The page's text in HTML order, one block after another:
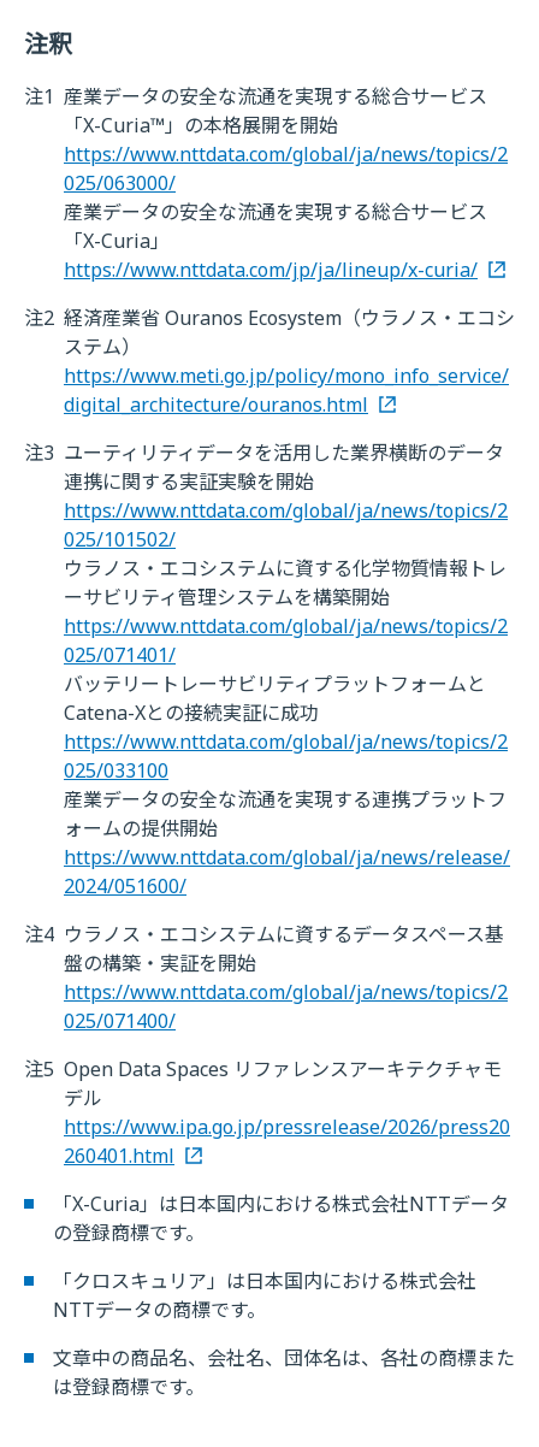
注釈
注1 産業データの安全な流通を実現する総合サービス
「X-Curia™」の本格展開を開始
https://www.nttdata.com/global/ja/news/topics/2
025/063000/
産業データの安全な流通を実現する総合サービス
「X-Curia」
https://www.nttdata.com/jp/ja/lineup/x-curia/
注2 経済産業省 Ouranos Ecosystem（ウラノス・エコシ
ステム）
https://www.meti.go.jp/policy/mono_info_service/
digital_architecture/ouranos.html
注3 ユーティリティデータを活用した業界横断のデータ
連携に関する実証実験を開始
https://www.nttdata.com/global/ja/news/topics/2
025/101502/
ウラノス・エコシステムに資する化学物質情報トレ
ーサビリティ管理システムを構築開始
https://www.nttdata.com/global/ja/news/topics/2
025/071401/
バッテリートレーサビリティプラットフォームと
Catena-Xとの接続実証に成功
https://www.nttdata.com/global/ja/news/topics/2
025/033100
産業データの安全な流通を実現する連携プラットフ
ォームの提供開始
https://www.nttdata.com/global/ja/news/release/
2024/051600/
注4 ウラノス・エコシステムに資するデータスペース基
盤の構築・実証を開始
https://www.nttdata.com/global/ja/news/topics/2
025/071400/
注5 Open Data Spaces リファレンスアーキテクチャモ
デル
https://www.ipa.go.jp/pressrelease/2026/press20
260401.html
「X-Curia」は日本国内における株式会社NTTデータ
の登録商標です。
「クロスキュリア」は日本国内における株式会社
NTTデータの商標です。
文章中の商品名、会社名、団体名は、各社の商標また
は登録商標です。